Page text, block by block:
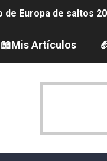
de Europa de saltos
femenino 2026 -
Baseball League 2026
de Europa de
de Europa de
📖Mis Artículos